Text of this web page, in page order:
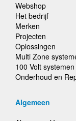
Webshop
Het bedrijf
Merken
Projecten
Oplossingen
Multi Zone
100 Volt systemen
Onderhoud en
Algemeen